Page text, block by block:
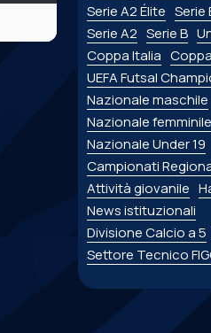
Serie A2 Élite Serie
Serie A2 Serie B
Coppa Italia
UEFA Futsal
Nazionale maschile
Nazionale femminile
Nazionale Under 19
Campionati
Attività giovanile
News istituzionali
Divisione Calcio a 5
Settore Tecnico